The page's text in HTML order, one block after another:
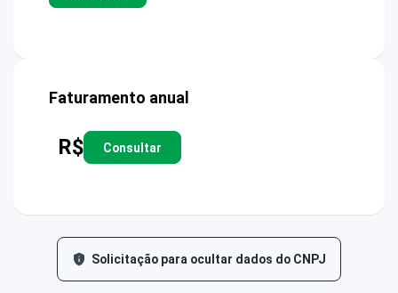
Faturamento anual
R$ Consultar
Solicitação para ocultar dados do CNPJ